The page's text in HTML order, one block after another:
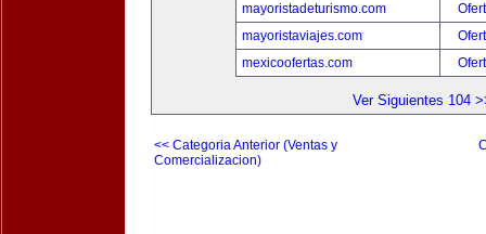
mayoristadeturismo.com
mayoristaviajes.com
mexicoofertas.com
Ver Siguientes 104
<< Categoria Anterior (Ventas y
Comercializacion)